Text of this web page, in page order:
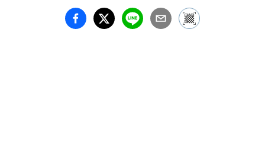
豊澤めぐみ、nana、めろ
っこめろこ、笠原菜々